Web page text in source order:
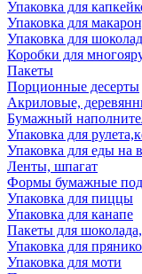
Упаковка для
Упаковка для
Упаковка для
Коробки для
Пакеты
Порционные десерты
Акриловые,
Бумажный
Упаковка для
Упаковка для еды на
Ленты, шпагат
Формы бумажные
Упаковка для пиццы
Упаковка для канапе
Пакеты для
Упаковка для
Упаковка для моти